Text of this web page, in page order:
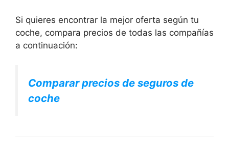
Si quieres encontrar la mejor oferta según tu
coche, compara precios de todas las compañías
a continuación:
Comparar precios de seguros de
coche